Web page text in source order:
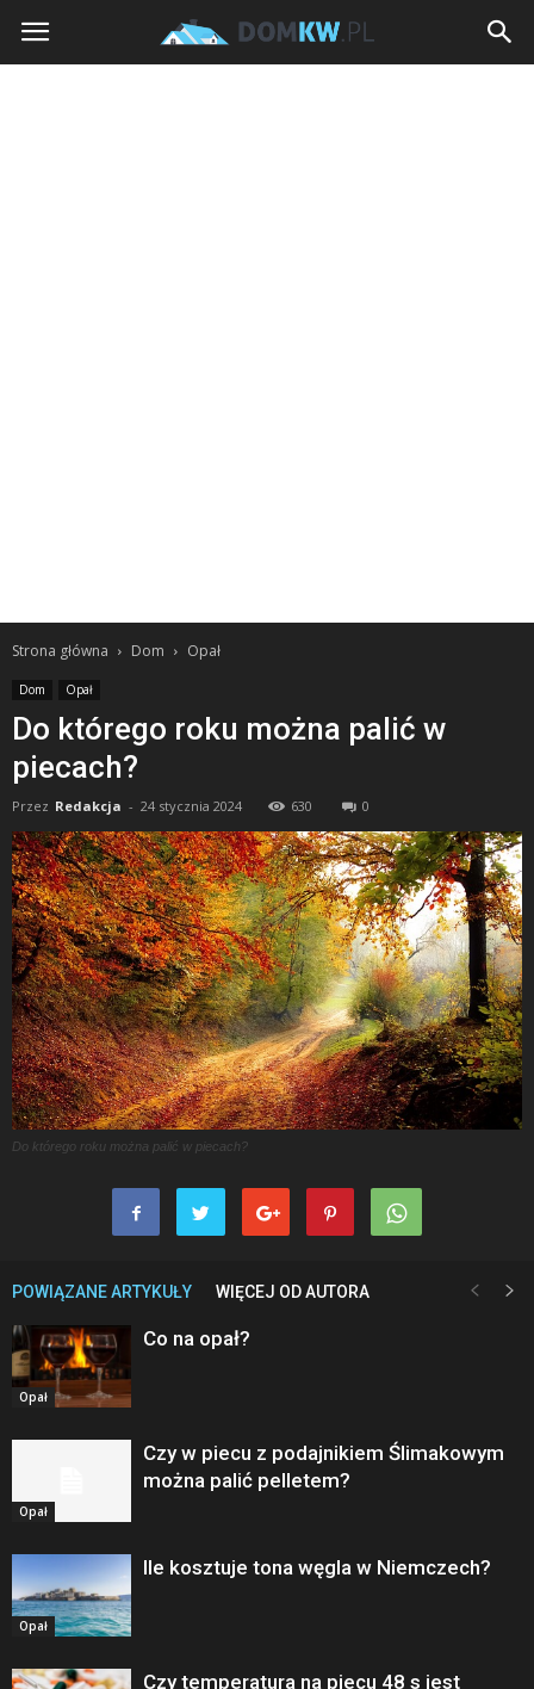
domkw.pl
Strona główna Dom Opał
Dom Opał
Do którego roku można palić w
piecach?
Przez Redakcja - 24 stycznia 2024 630 0
Do którego roku można palić w piecach?
POWIĄZANE ARTYKUŁY WIĘCEJ OD AUTORA
Opał
Co na opał?
Opał
Czy w piecu z podajnikiem Ślimakowym
można palić pelletem?
Opał
Ile kosztuje tona węgla w Niemczech?
Czy temperatura na piecu 48 s jest